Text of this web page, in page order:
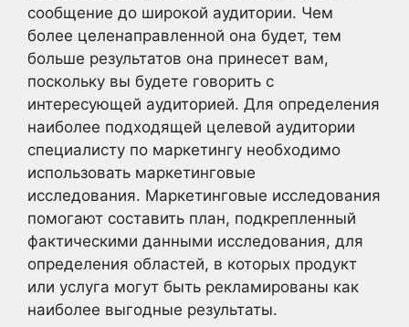
сообщение до широкой аудитории. Чем
более целенаправленной она будет, тем
больше результатов она принесет вам,
поскольку вы будете говорить с
интересующей аудиторией. Для определения
наиболее подходящей целевой аудитории
специалисту по маркетингу необходимо
использовать маркетинговые
исследования. Маркетинговые исследования
помогают составить план, подкрепленный
фактическими данными исследования, для
определения областей, в которых продукт
или услуга могут быть рекламированы как
наиболее выгодные результаты.